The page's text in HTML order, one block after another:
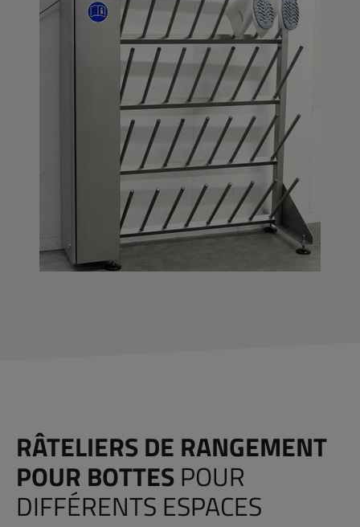
RÂTELIERS DE RANGEMENT
POUR BOTTES POUR
DIFFÉRENTS ESPACES